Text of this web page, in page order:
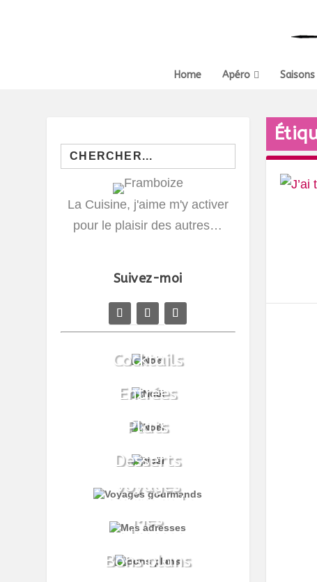
Home Apéro Saisons
Search
for:
La Cuisine, j'aime m'y activer
pour le plaisir des autres…
Suivez-moi